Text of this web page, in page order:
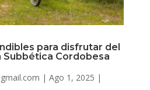
para disfrutar del
Subbética Cordobesa
| Ago 1, 2025 |